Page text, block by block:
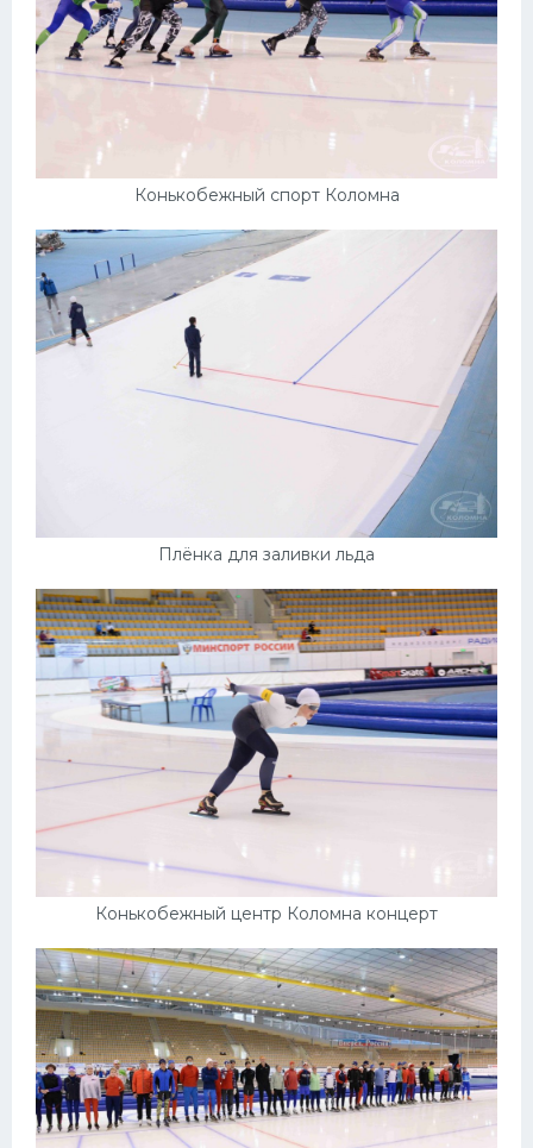
Конькобежный спорт Коломна
Плёнка для заливки льда
Конькобежный центр Коломна концерт